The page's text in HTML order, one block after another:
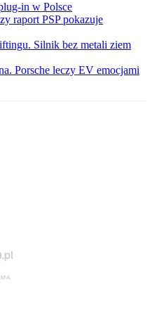
in w Polsce
raport PSP pokazuje
Silnik bez metali ziem
Porsche leczy EV emocjami